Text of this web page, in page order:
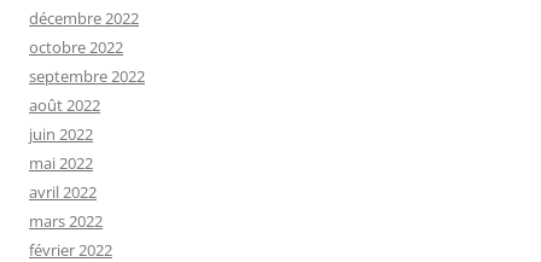
décembre 2022
octobre 2022
septembre 2022
août 2022
juin 2022
mai 2022
avril 2022
mars 2022
février 2022